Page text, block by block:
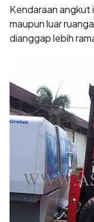
Kendaraan angkut
maupun luar
dianggap lebih